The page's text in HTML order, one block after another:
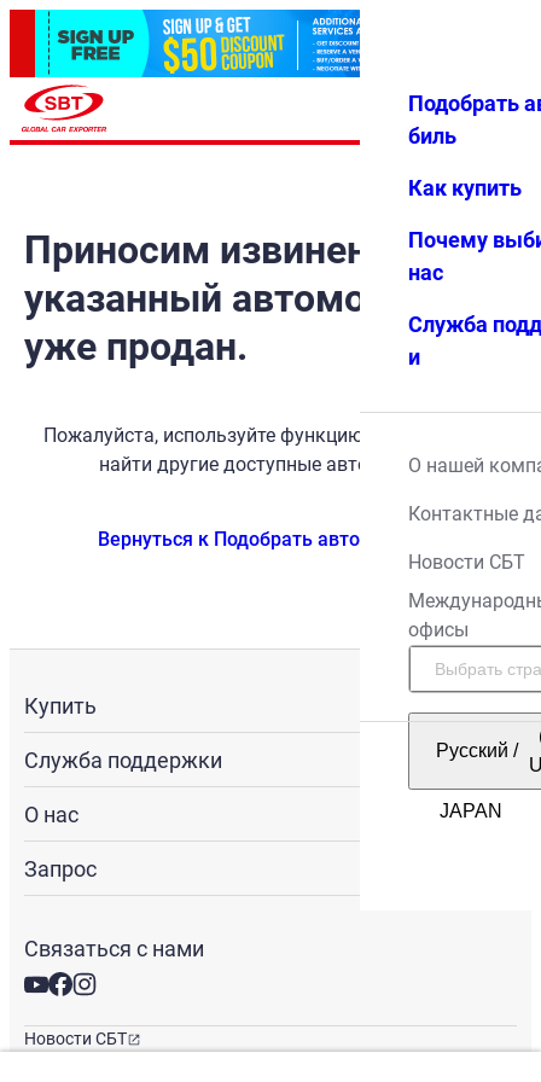
Избранн
Меню
Подобрать
биль
Как купить
Почему
нас
Служба
и
О нашей
Контактные
Новости СБТ
офисы
Русский /
Приносим извинения, но
указанный автомобиль
уже продан.
Пожалуйста, используйте функцию поиска, чтобы
найти другие доступные автомобили.
Вернуться к Подобрать автомобиль
Купить
Служба поддержки
О нас
Запрос
Связаться с нами
Новости СБТ